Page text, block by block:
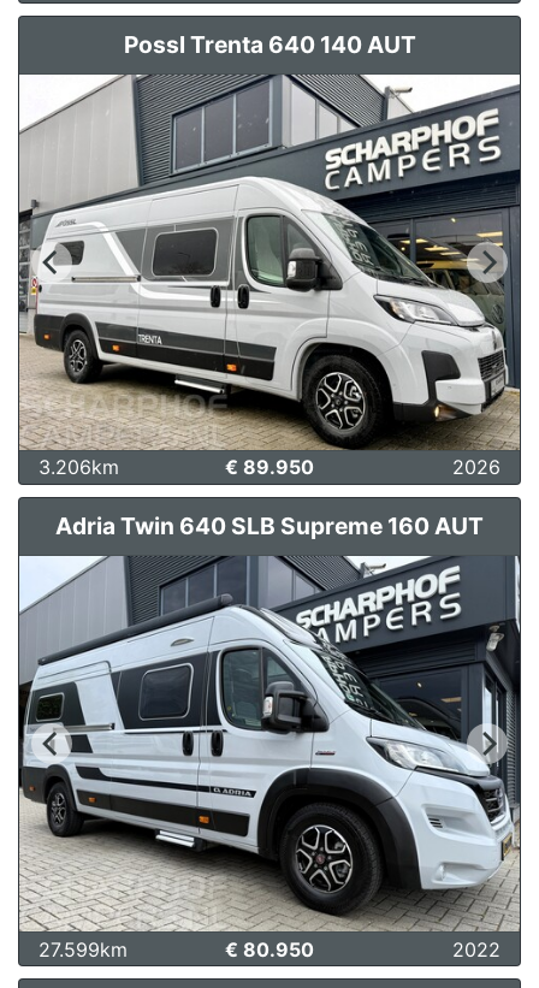
Possl Trenta 640 140 AUT
3.206km € 89.950 2026
Adria Twin 640 SLB Supreme 160 AUT
27.599km € 80.950 2022